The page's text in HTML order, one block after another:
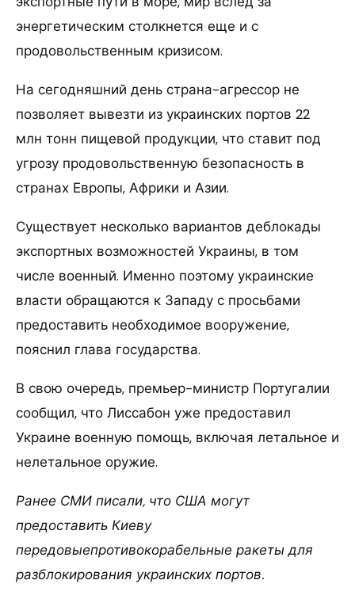
энергетическим столкнется еще и с
продовольственным кризисом.
На сегодняшний день страна-агрессор не
позволяет вывезти из украинских портов 22
млн тонн пищевой продукции, что ставит под
угрозу продовольственную безопасность в
странах Европы, Африки и Азии.
Существует несколько вариантов деблокады
экспортных возможностей Украины, в том
числе военный. Именно поэтому украинские
власти обращаются к Западу с просьбами
предоставить необходимое вооружение,
пояснил глава государства.
В свою очередь, премьер-министр Португалии
сообщил, что Лиссабон уже предоставил
Украине военную помощь, включая летальное и
нелетальное оружие.
Ранее СМИ писали, что США могут
предоставить Киеву
передовыепротивокорабельные ракеты для
разблокирования украинских портов.